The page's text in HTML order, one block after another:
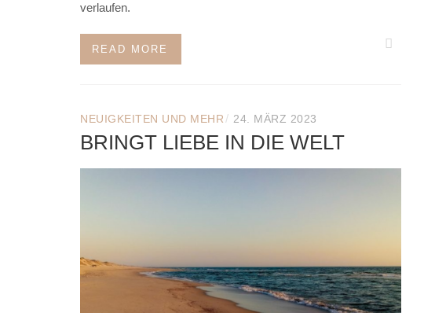
verlaufen.
READ MORE
NEUIGKEITEN UND MEHR / 24. MÄRZ 2023
BRINGT LIEBE IN DIE WELT